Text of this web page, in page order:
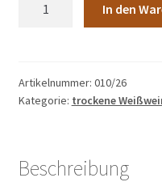
Grauer
Burgunder
0,75l
In den
Artikelnummer: 010/26
Kategorie: trockene
Beschreibung